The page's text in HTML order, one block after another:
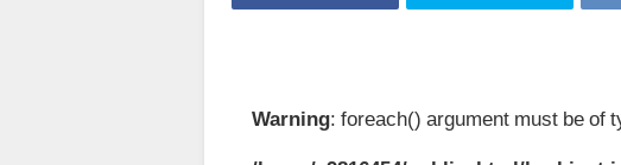
Warning: foreach() argument must be of